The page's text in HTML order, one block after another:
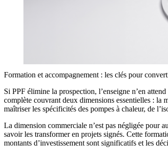
Formation et accompagnement : les clés pour
Si PPF élimine la prospection, l’enseigne n’en
complète couvrant deux dimensions essentielles : la
maîtriser les spécificités des pompes à chaleur, de
La dimension commerciale n’est pas négligée pour
savoir les transformer en projets signés. Cette
montants d’investissement sont significatifs et les